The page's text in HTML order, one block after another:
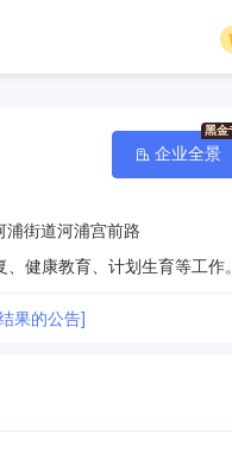
浦街道河浦宫前路
健康教育、计划生育等工作。
果的公告]
企业全景